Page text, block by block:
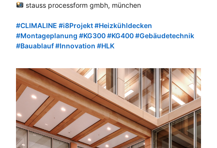
stauss processform gmbh, münchen
Hashtag
#CLIMALINE
Hashtag
#i8Projekt
Hashtag
#Heizkühldecken
Hashtag
#Montageplanung
Hashtag
#KG300
Hashtag
#KG400
Hashtag
#Gebäudetechnik
Hashtag
#Bauablauf#Innovation #HLK